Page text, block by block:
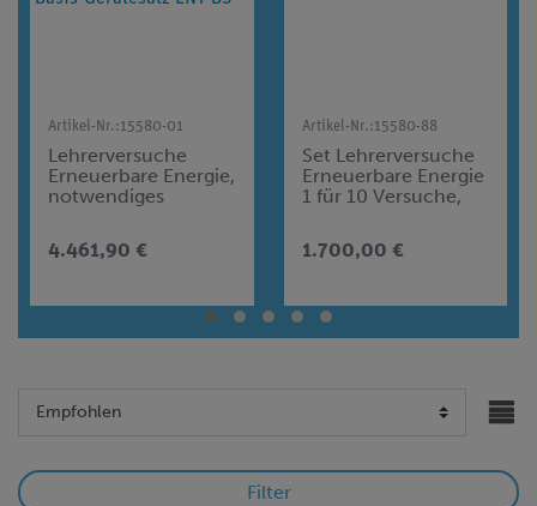
Artikel-Nr.:15580-01
Lehrerversuche
Erneuerbare Energie,
notwendiges
Gerätesatz ENT-BS
4.461,90 €
Artikel-Nr.:15580-88
Set Lehrerversuche
Erneuerbare Energie
1 für 10 Versuche,
1.700,00 €
Filter